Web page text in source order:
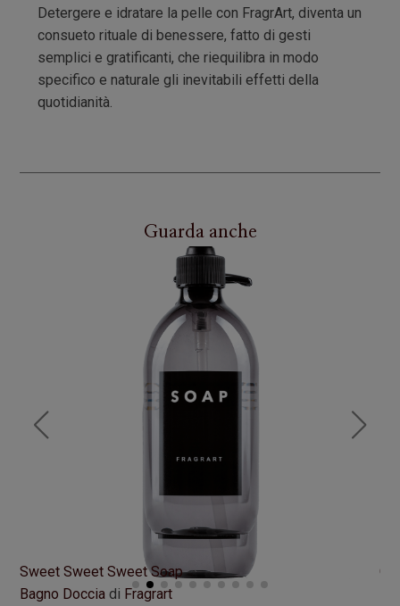
Detergere e idratare la pelle con FragrArt, diventa un
consueto rituale di benessere, fatto di gesti
semplici e gratificanti, che riequilibra in modo
specifico e naturale gli inevitabili effetti della
quotidianità.
Guarda anche
Sweet Sweet Sweet Soap
Bagno Doccia di Fragrart